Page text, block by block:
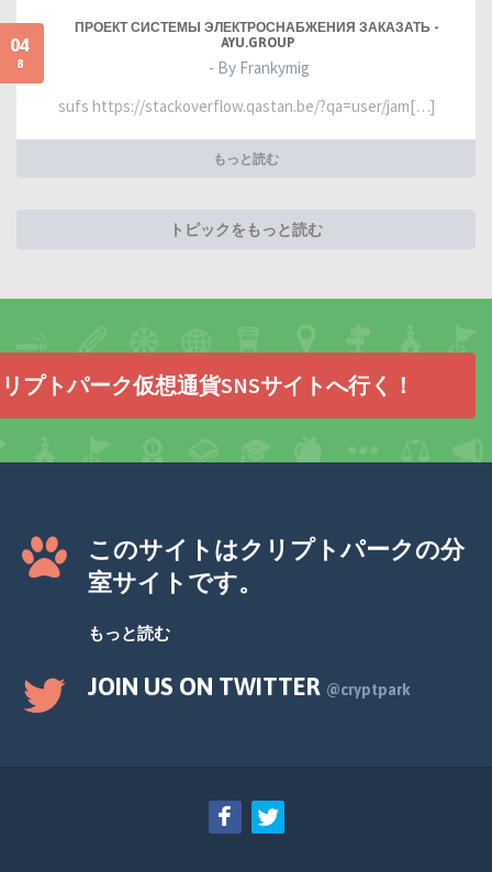
04
8
ПРОЕКТ СИСТЕМЫ ЭЛЕКТРОСНАБЖЕНИЯ ЗАКАЗАТЬ -
AYU.GROUP
- By Frankymig
sufs https://stackoverflow.qastan.be/?qa=user/jam[…]
もっと読む
トピックをもっと読む
プトパーク仮想通貨SNSサイトへ行く！
このサイトはクリプトパークの分
室サイトです。
もっと読む
JOIN US ON TWITTER @cryptpark